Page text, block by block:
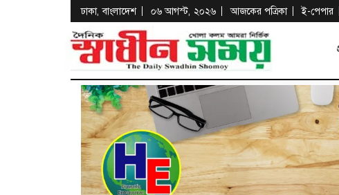
ঢাকা, বাংলাদেশ ০৬ আগস্ট, ২০২৬ আজকের পত্রিকা ই-পেপার